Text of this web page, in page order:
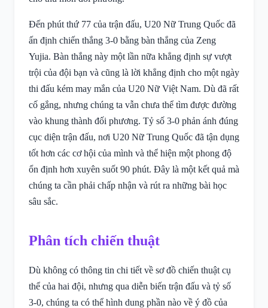
Đến phút thứ 77 của trận đấu, U20 Nữ Trung Quốc đã
ấn định chiến thắng 3-0 bằng bàn thắng của Zeng
Yujia. Bàn thắng này một lần nữa khẳng định sự vượt
trội của đội bạn và cũng là lời khẳng định cho một ngày
thi đấu kém may mắn của U20 Nữ Việt Nam. Dù đã rất
cố gắng, nhưng chúng ta vẫn chưa thể tìm được đường
vào khung thành đối phương. Tỷ số 3-0 phản ánh đúng
cục diện trận đấu, nơi U20 Nữ Trung Quốc đã tận dụng
tốt hơn các cơ hội của mình và thể hiện một phong độ
ổn định hơn xuyên suốt 90 phút. Đây là một kết quả mà
chúng ta cần phải chấp nhận và rút ra những bài học
sâu sắc.
Phân tích chiến thuật
Dù không có thông tin chi tiết về sơ đồ chiến thuật cụ
thể của hai đội, nhưng qua diễn biến trận đấu và tỷ số
3-0, chúng ta có thể hình dung phần nào về ý đồ của